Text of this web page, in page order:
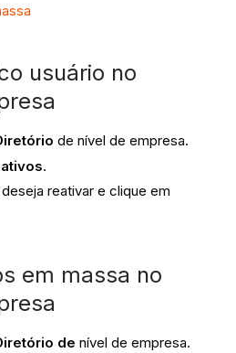
usuário no
de nível de empresa.
.
reativar e clique em
em massa no
de nível de empresa.